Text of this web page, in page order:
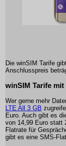
Die winSIM Tarife
Anschlusspreis
winSIM Tarife
Wer gerne mehr
LTE All 3 GB
Euro. Auch gibt es
von 14,99 Euro statt
Flatrate für
gibt es eine SMS-